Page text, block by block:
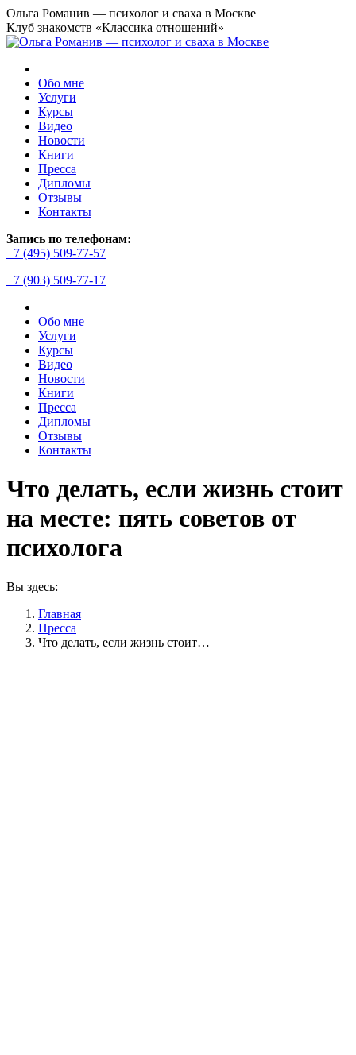
Перейти
к
содержанию
Ольга Романив — психолог и сваха в Москве
Клуб знакомств «Классика отношений»
Обо мне
Услуги
Курсы
Видео
Новости
Книги
Пресса
Дипломы
Отзывы
Контакты
Запись по телефонам:
+7 (495) 509-77-57
+7 (903) 509-77-17
Обо мне
Услуги
Курсы
Видео
Новости
Книги
Пресса
Дипломы
Отзывы
Контакты
Что делать, если жизнь стоит
на месте: пять советов от
психолога
Вы здесь:
Главная
Пресса
Что делать, если жизнь стоит…